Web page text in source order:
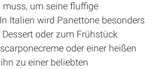
muss, um seine fluffige
Italien wird Panettone besonders
oder zum Frühstück
oder einer heißen
zu einer beliebten